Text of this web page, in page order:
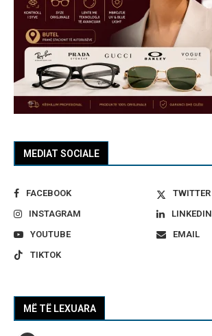
MEDIAT SOCIALE
FACEBOOK
TWITTER
INSTAGRAM
LINKEDIN
YOUTUBE
EMAIL
TIKTOK
MË TË LEXUARA